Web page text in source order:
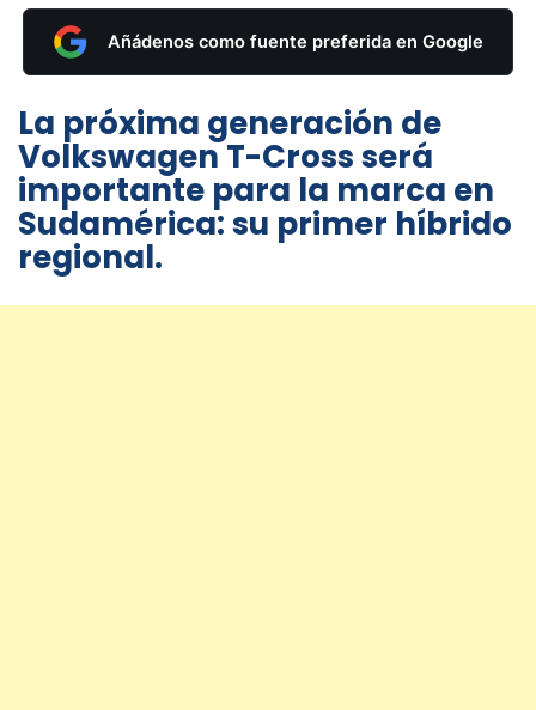
Añádenos como fuente preferida en Google
La próxima generación de
Volkswagen T-Cross será
importante para la marca en
Sudamérica: su primer híbrido
regional.